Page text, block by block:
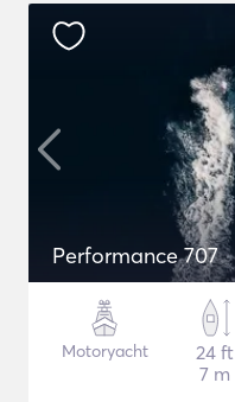
Performance 707
Motoryacht
24 ft
7 m